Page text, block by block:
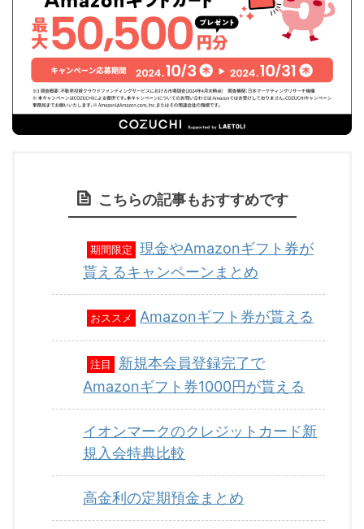
こちらの記事もおすすめです
期間限定
現金やAmazonギフト券が
貰えるキャンペーンまとめ
おススメ Amazonギフト券が貰える
注目
新規本会員登録完了で
Amazonギフト券1000円が貰える
イオンマークのクレジットカード新
規入会特典比較
高金利の定期預金まとめ